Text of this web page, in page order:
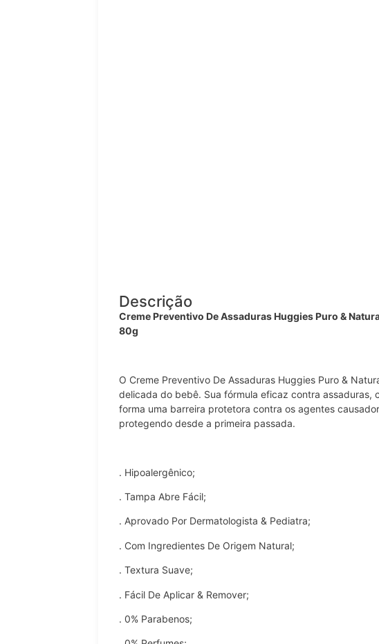
Descrição
Creme Preventivo De Assaduras Huggies Puro &
80g
O Creme Preventivo De Assaduras Huggies Puro &
delicada do bebê. Sua fórmula eficaz contra assaduras,
forma uma barreira protetora contra os agentes
protegendo desde a primeira passada.
. Hipoalergênico;
. Tampa Abre Fácil;
. Aprovado Por Dermatologista & Pediatra;
. Com Ingredientes De Origem Natural;
. Textura Suave;
. Fácil De Aplicar & Remover;
. 0% Parabenos;